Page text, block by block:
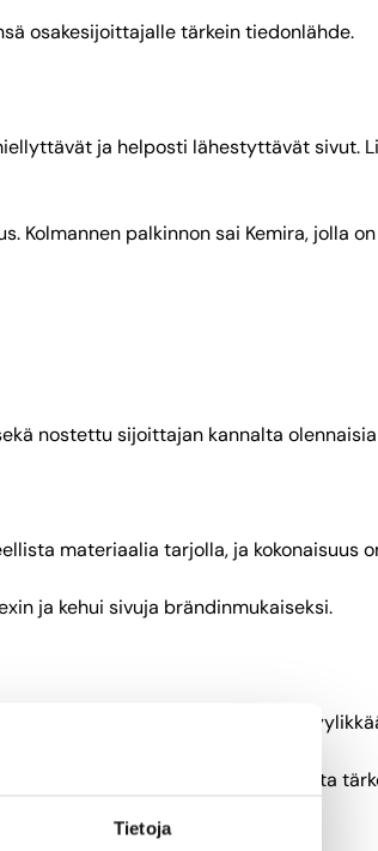
Tietoja
osakesijoittajalle tärkein tiedonlähde.
ja helposti lähestyttävät sivut.
Kolmannen palkinnon sai Kemira, jolla
nostettu sijoittajan kannalta
materiaalia tarjolla, ja kokonaisuus
ja kehui sivuja brändinmukaiseksi.
ja sivut ovat myös visuaalisesti
siitä, että niillä on sijoittajan kannalta